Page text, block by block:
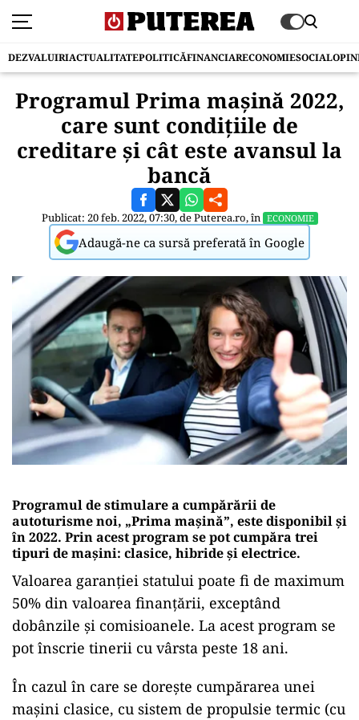
DEZVALUIRIACTUALITATEPOLITICĂFINANCIARECONOMIESOCIAL
Programul Prima mașină 2022,
care sunt condițiile de
creditare și cât este avansul la
bancă
Publicat: 20 feb. 2022, 07:30, dePuterea.ro, în ECONOMIE
Adaugă-ne ca sursă preferată în Google
Programul de stimulare a cumpărării de
autoturisme noi, „Prima mașină”, este disponibil și
în 2022. Prin acest program se pot cumpăra trei
tipuri de mașini: clasice, hibride și electrice.
Valoarea garanției statului poate fi de maximum
50% din valoarea finanțării, exceptând
dobânzile și comisioanele. La acest program se
pot înscrie tinerii cu vârsta peste 18 ani.
În cazul în care se dorește cumpărarea unei
mașini clasice, cu sistem de propulsie termic (cu